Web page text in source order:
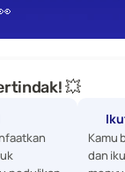
💥
Kamu
dan